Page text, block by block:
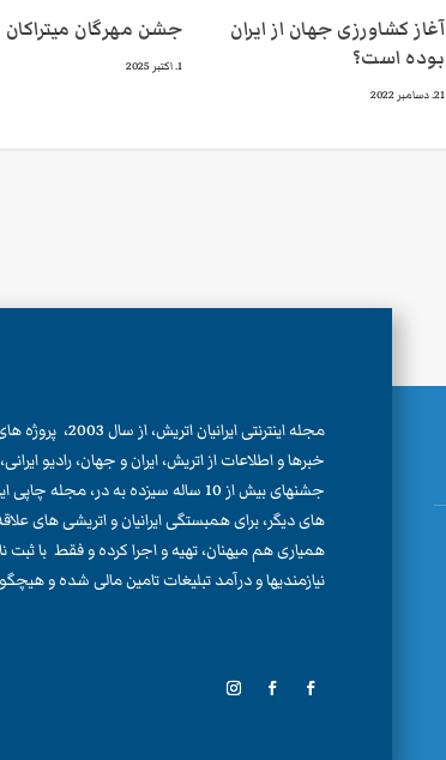
آغاز کشاورزی جهان از ایران
بوده است؟
21. دسامبر 2022
جشن مهرگان ميتراكان
1. اکتبر 2025
مجله اینترنتی ایرانیان
خبرها و اطلاعات از اتریش، ایران و جهان، رادیو
جشنهای بیش از 10 ساله سیزده به در، مجله
های دیگر، برای همبستگی ایرانیان و اتریشی های علاقه
همیاری هم میهنان، تهیه و اجرا کرده و فقط با
نیازمندیها و درآمد تبلیغات تامین مالی شده و